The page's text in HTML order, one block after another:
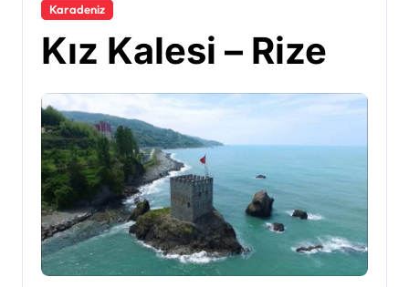
Karadeniz
Kız Kalesi – Rize